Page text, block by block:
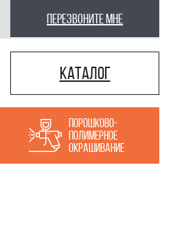
перезвоните мне
Каталог
Порошково-
полимерное
окрашивание